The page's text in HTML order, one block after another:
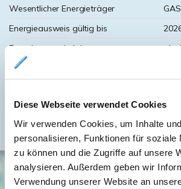
Diese Webseite verwendet Cookies
Wir verwenden Cookies, um Inhalte
personalisieren, Funktionen für soziale
zu können und die Zugriffe auf unsere
analysieren. Außerdem geben wir
Verwendung unserer Website an
Wesentlicher Energieträger
GAS
Energieausweis gültig bis
Energieausweis Jahrgang
ab
Energieausweis Werteklasse
Befeuerung
Gas